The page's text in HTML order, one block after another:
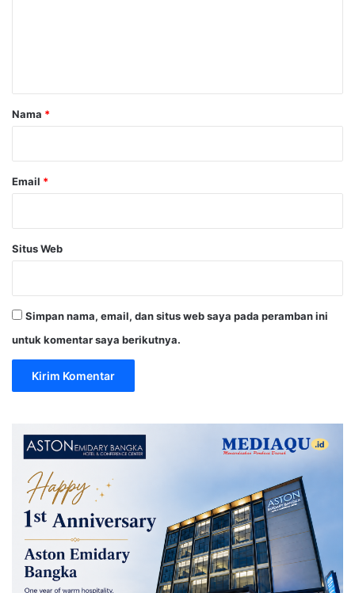
rNama *
Email *
Situs Web
Simpan nama, email, dan situs web saya pada peramban ini
untuk komentar saya berikutnya.